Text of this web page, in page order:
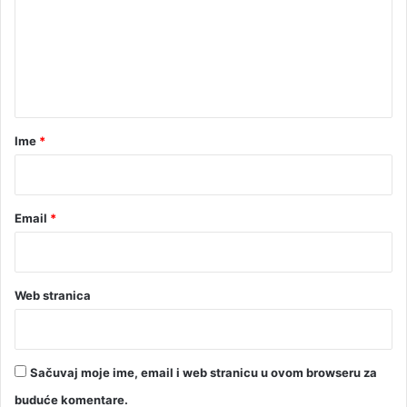
rIme *
Email *
Web stranica
Sačuvaj moje ime, email i web stranicu u ovom browseru za
buduće komentare.